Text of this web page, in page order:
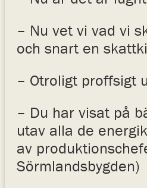
– Nu vet vi vad vi
och snart en
– Otroligt proffsigt
– Du har visat på
utav alla de
av
Sörmlandsbygden)